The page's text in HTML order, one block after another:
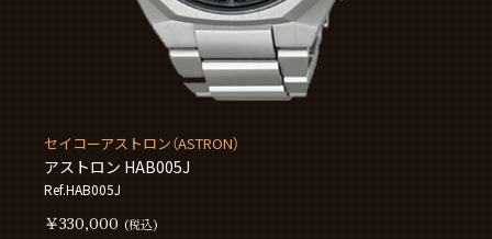
セイコーアストロン（ASTRON）
アストロン HAB005J
Ref.HAB005J
￥330,000 (税込)